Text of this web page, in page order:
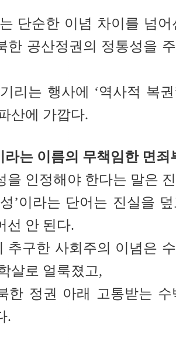
단순한 이념 차이를 넘
한 공산정권의 정통성을
리는 행사에 ‘역사적 복
산에 가깝다.
는 이름의 무책임한 면죄
을 인정해야 한다는 말은
’이라는 단어는 진실을
선 안 된다.
추구한 사회주의 이념은
살로 얼룩졌고,
한 정권 아래 고통받는
.